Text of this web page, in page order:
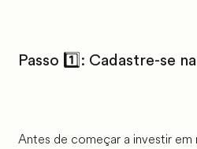
Passo 1️⃣: Cadastre-se
Antes de começar a investir em